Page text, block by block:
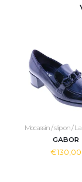
Mocassin / slip on /
GABOR
€130,00